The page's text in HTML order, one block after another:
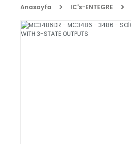
Anasayfa IC's-ENTEGRE